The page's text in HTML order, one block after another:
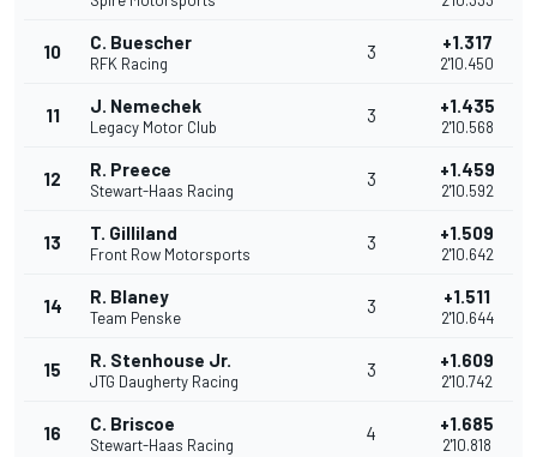
10 C. Buescher
RFK Racing
3 +1.317
2'10.450
11 J. Nemechek
Legacy Motor Club
3 +1.435
2'10.568
12 R. Preece
Stewart-Haas Racing
3 +1.459
2'10.592
13 T. Gilliland
Front Row Motorsports
3 +1.509
2'10.642
14 R. Blaney
Team Penske
3 +1.511
2'10.644
15 R. Stenhouse Jr.
JTG Daugherty Racing
3 +1.609
2'10.742
16 C. Briscoe
Stewart-Haas Racing
4 +1.685
2'10.818